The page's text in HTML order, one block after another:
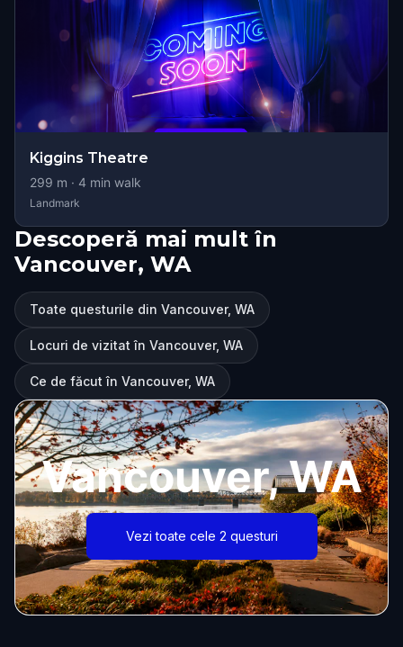
Kiggins Theatre
299 m · 4 min walk
Landmark
Descoperă mai mult în
Vancouver, WA
Toate questurile din Vancouver, WA
Locuri de vizitat în Vancouver, WA
Ce de făcut în Vancouver, WA
Vancouver, WA
Vezi toate cele 2 questuri